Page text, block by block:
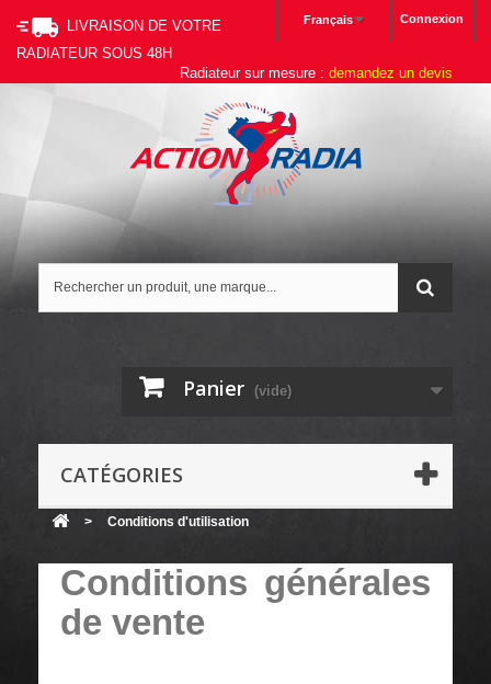
Connexion
Français
LIVRAISON DE VOTRE
RADIATEUR SOUS 48H
Radiateur sur mesure : demandez un devis
Panier (vide)
CATÉGORIES
> Conditions d'utilisation
Conditions générales
de vente